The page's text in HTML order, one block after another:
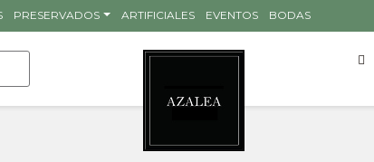
PRESERVADOS ARTIFICIALES EVENTOS BODAS